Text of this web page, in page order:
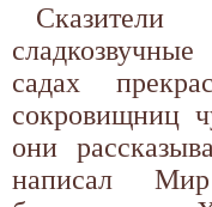
Сказители
садах
сокровищниц
они
написал